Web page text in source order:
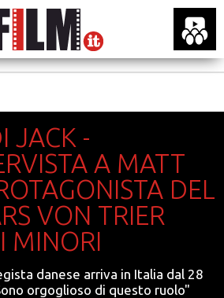
JACK -
A MATT
DEL
VON TRIER
MINORI
danese arriva in Italia dal 28
orgoglioso di questo ruolo"